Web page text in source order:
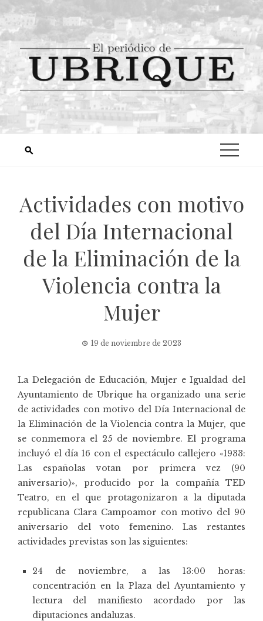
Actividades con motivo
del Día Internacional
de la Eliminación de la
Violencia contra la
Mujer
19 de noviembre de 2023
La Delegación de Educación, Mujer e Igualdad del
Ayuntamiento de Ubrique ha organizado una serie
de actividades con motivo delDía Internacional de
la Eliminación de la Violencia contra la Mujer, que
se conmemora el 25 de noviembre. El programa
incluyó el día 16 con el espectáculo callejero «1933:
Las españolas votan por primera vez (90
aniversario)», producido por la compañía TED
Teatro, en el que protagonizaron a la diputada
republicana Clara Campoamor con motivo del 90
aniversario del voto femenino. Las restantes
actividades previstas son las siguientes:
24 de noviembre, a las 13:00 horas:
concentración en la Plaza del Ayuntamiento y
lectura del manifiesto acordado por las
diputaciones andaluzas.